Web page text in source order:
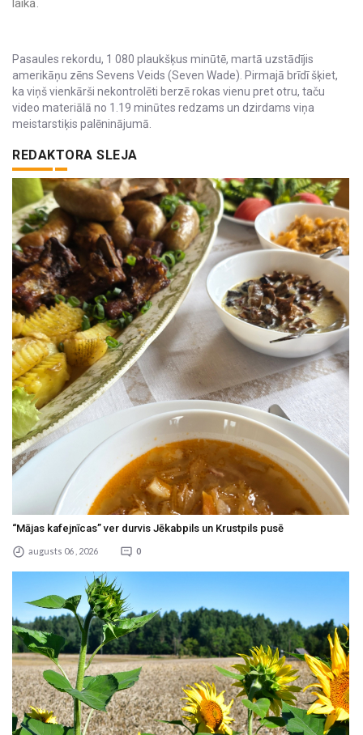
laikā.
Pasaules rekordu, 1 080 plaukšķus minūtē, martā uzstādījis
amerikāņu zēns Sevens Veids (Seven Wade). Pirmajā brīdī šķiet,
ka viņš vienkārši nekontrolēti berzē rokas vienu pret otru, taču
video materiālā no 1.19 minūtes redzams un dzirdams viņa
meistarstiķis palēninājumā.
REDAKTORA SLEJA
“Mājas kafejnīcas” ver durvis Jēkabpils un Krustpils pusē
augusts 06 , 2026 0